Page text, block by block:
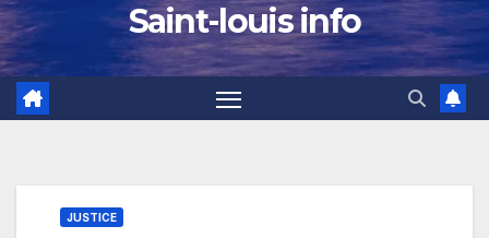
Saint-louis info
JUSTICE